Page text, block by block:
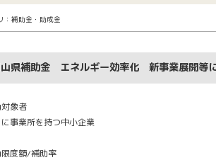
：補助金・助成金
県補助金 エネルギー効率化 新事業展開等
象者
事業所を持つ中小企業
度額/補助率